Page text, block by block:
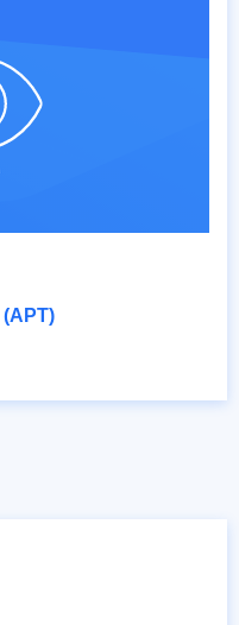
تهدید مداوم پیشرفته (APT)